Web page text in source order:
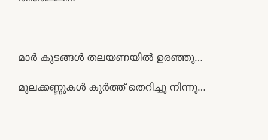
മാർ കുടങ്ങൾ തലയണയിൽ ഉരഞ്ഞു…
മുലക്കണ്ണുകൾ കൂർത്ത് തെറിച്ചു നിന്നു…